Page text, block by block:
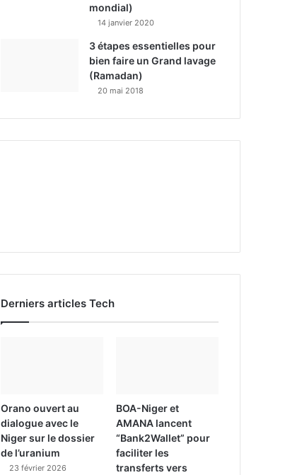
mondial)
14 janvier 2020
3 étapes essentielles pour
bien faire un Grand lavage
(Ramadan)
20 mai 2018
Derniers articles Tech
Orano ouvert au
dialogue avec le
Niger sur le dossier
de l’uranium
23 février 2026
BOA-Niger et
AMANA lancent
“Bank2Wallet” pour
faciliter les
transferts vers